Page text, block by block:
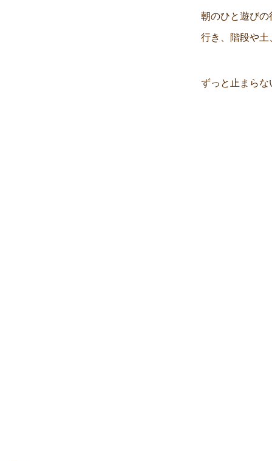
朝のひと遊び
行き、階段や土
ずっと止まらな